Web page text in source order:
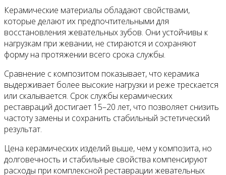
Керамические материалы обладают свойствами,
которые делают их предпочтительными для
восстановления жевательных зубов. Они устойчивы к
нагрузкам при жевании, не стираются и сохраняют
форму на протяжении всего срока службы.
Сравнение с композитом показывает, что керамика
выдерживает более высокие нагрузки и реже трескается
или скалывается. Срок службы керамических
реставраций достигает 15–20 лет, что позволяет снизить
частоту замены и сохранить стабильный эстетический
результат.
Цена керамических изделий выше, чем у композита, но
долговечность и стабильные свойства компенсируют
расходы при комплексной реставрации жевательных